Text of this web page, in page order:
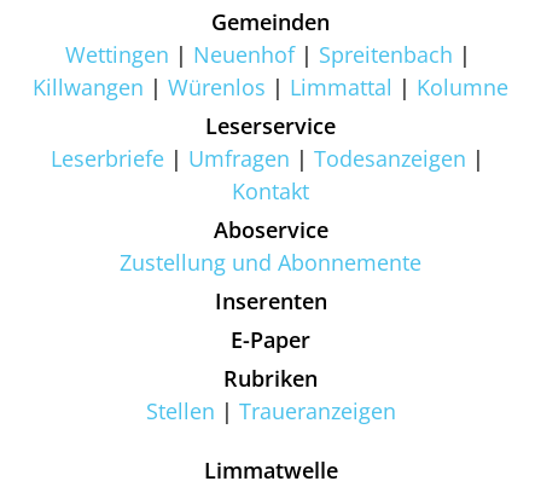
Gemeinden
Wettingen
Neuenhof
Spreitenbach
Killwangen
Würenlos Limmattal
Kolumne
Leserservice
Leserbriefe
Umfragen
Todesanzeigen
Kontakt
Aboservice
Zustellung und Abonnemente
Inserenten
E-Paper
Rubriken
Stellen
Traueranzeigen
Limmatwelle